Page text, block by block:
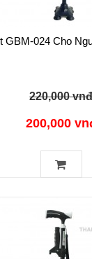
GBM-024 Cho
220,000
200,000